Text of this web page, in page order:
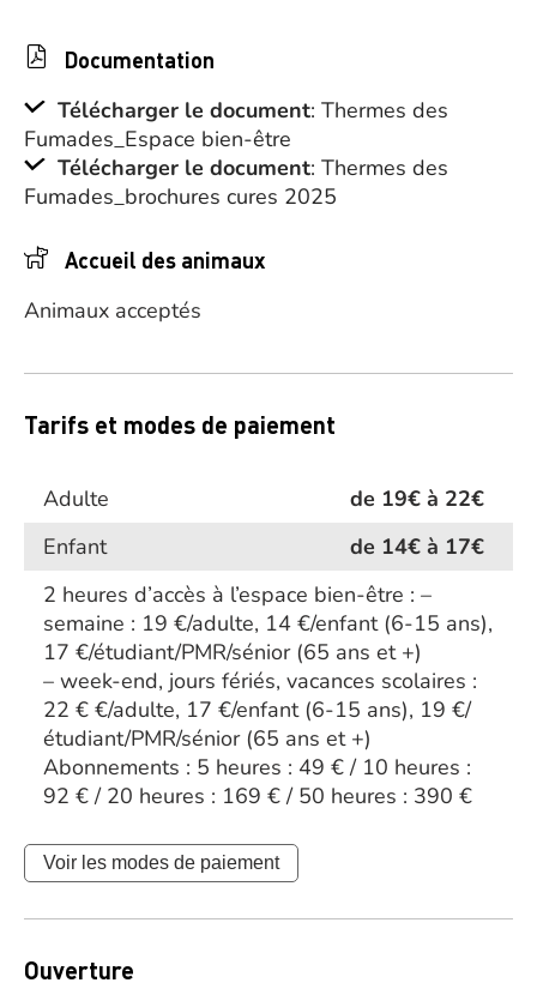
Documentation
Télécharger le document: Thermes des
Fumades_Espace bien-être
Télécharger le document: Thermes des
Fumades_brochures cures 2025
Accueil des animaux
Animaux acceptés
Tarifs et modes de paiement
Adulte
de 19€ à 22€
Enfant
de 14€ à 17€
2 heures d’accès à l’espace bien-être : –
semaine : 19 €/adulte, 14 €/enfant (6-15 ans),
17 €/étudiant/PMR/sénior (65 ans et +)
– week-end, jours fériés, vacances scolaires :
22 € €/adulte, 17 €/enfant (6-15 ans), 19 €/
étudiant/PMR/sénior (65 ans et +)
Abonnements : 5 heures : 49 € / 10 heures :
92 € / 20 heures : 169 € / 50 heures : 390 €
Voir les modes de paiement
Ouverture